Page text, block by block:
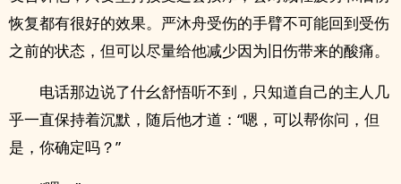
恢复都有很好的效果。严沐舟受伤的手臂不可能回到受伤
之前的状态，但可以尽量给他减少因为旧伤带来的酸痛。
电话那边说了什幺舒悟听不到，只知道自己的主人几
乎一直保持着沉默，随后他才道：“嗯，可以帮你问，但
是，你确定吗？”